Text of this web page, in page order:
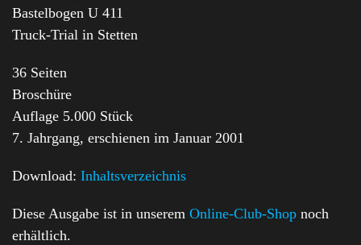
Bastelbogen U 411
Truck-Trial in Stetten
36 Seiten
Broschüre
Auflage 5.000 Stück
7. Jahrgang, erschienen im Januar 2001
Download: Inhaltsverzeichnis
Diese Ausgabe ist in unserem Online-Club-Shop noch
erhältlich.